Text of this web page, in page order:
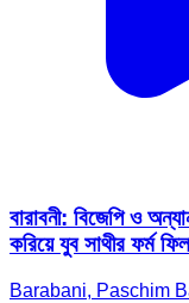
বারাবনী: বিজেপি ও
করিয়ে যুব সাথীর ফর্ম
Barabani, Paschim